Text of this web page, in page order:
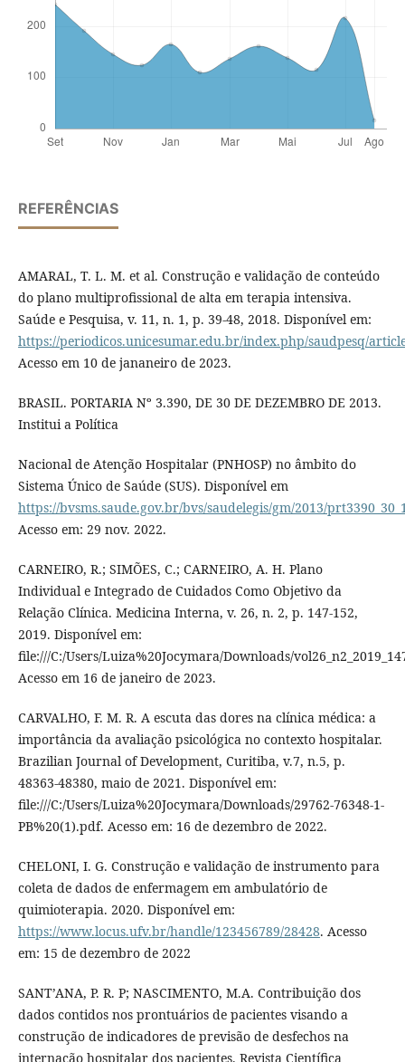
REFERÊNCIAS
AMARAL, T. L. M. et al. Construção e validação de conteúdo
do plano multiprofissional de alta em terapia intensiva.
Saúde e Pesquisa, v. 11, n. 1, p. 39-48, 2018. Disponível em:
https://periodicos.unicesumar.edu.br/index.php/saudpesq/
Acesso em 10 de jananeiro de 2023.
BRASIL. PORTARIA Nº 3.390, DE 30 DE DEZEMBRO DE 2013.
Institui a Política
Nacional de Atenção Hospitalar (PNHOSP) no âmbito do
Sistema Único de Saúde (SUS). Disponível em
https://bvsms.saude.gov.br/bvs/saudelegis/gm/2013/
Acesso em: 29 nov. 2022.
CARNEIRO, R.; SIMÕES, C.; CARNEIRO, A. H. Plano
Individual e Integrado de Cuidados Como Objetivo da
Relação Clínica. Medicina Interna, v. 26, n. 2, p. 147-152,
2019. Disponível em:
file:///C:/Users/Luiza%20Jocymara/Downloads/
Acesso em 16 de janeiro de 2023.
CARVALHO, F. M. R. A escuta das dores na clínica médica: a
importância da avaliação psicológica no contexto hospitalar.
Brazilian Journal of Development, Curitiba, v.7, n.5, p.
48363-48380, maio de 2021. Disponível em:
file:///C:/Users/Luiza%20Jocymara/Downloads/29762-76348-1-
PB%20(1).pdf. Acesso em: 16 de dezembro de 2022.
CHELONI, I. G. Construção e validação de instrumento para
coleta de dados de enfermagem em ambulatório de
quimioterapia. 2020. Disponível em:
https://www.locus.ufv.br/handle/123456789/28428. Acesso
em: 15 de dezembro de 2022
SANT’ANA, P. R. P; NASCIMENTO, M.A. Contribuição dos
dados contidos nos prontuários de pacientes visando a
construção de indicadores de previsão de desfechos na
internação hospitalar dos pacientes. Revista Científica